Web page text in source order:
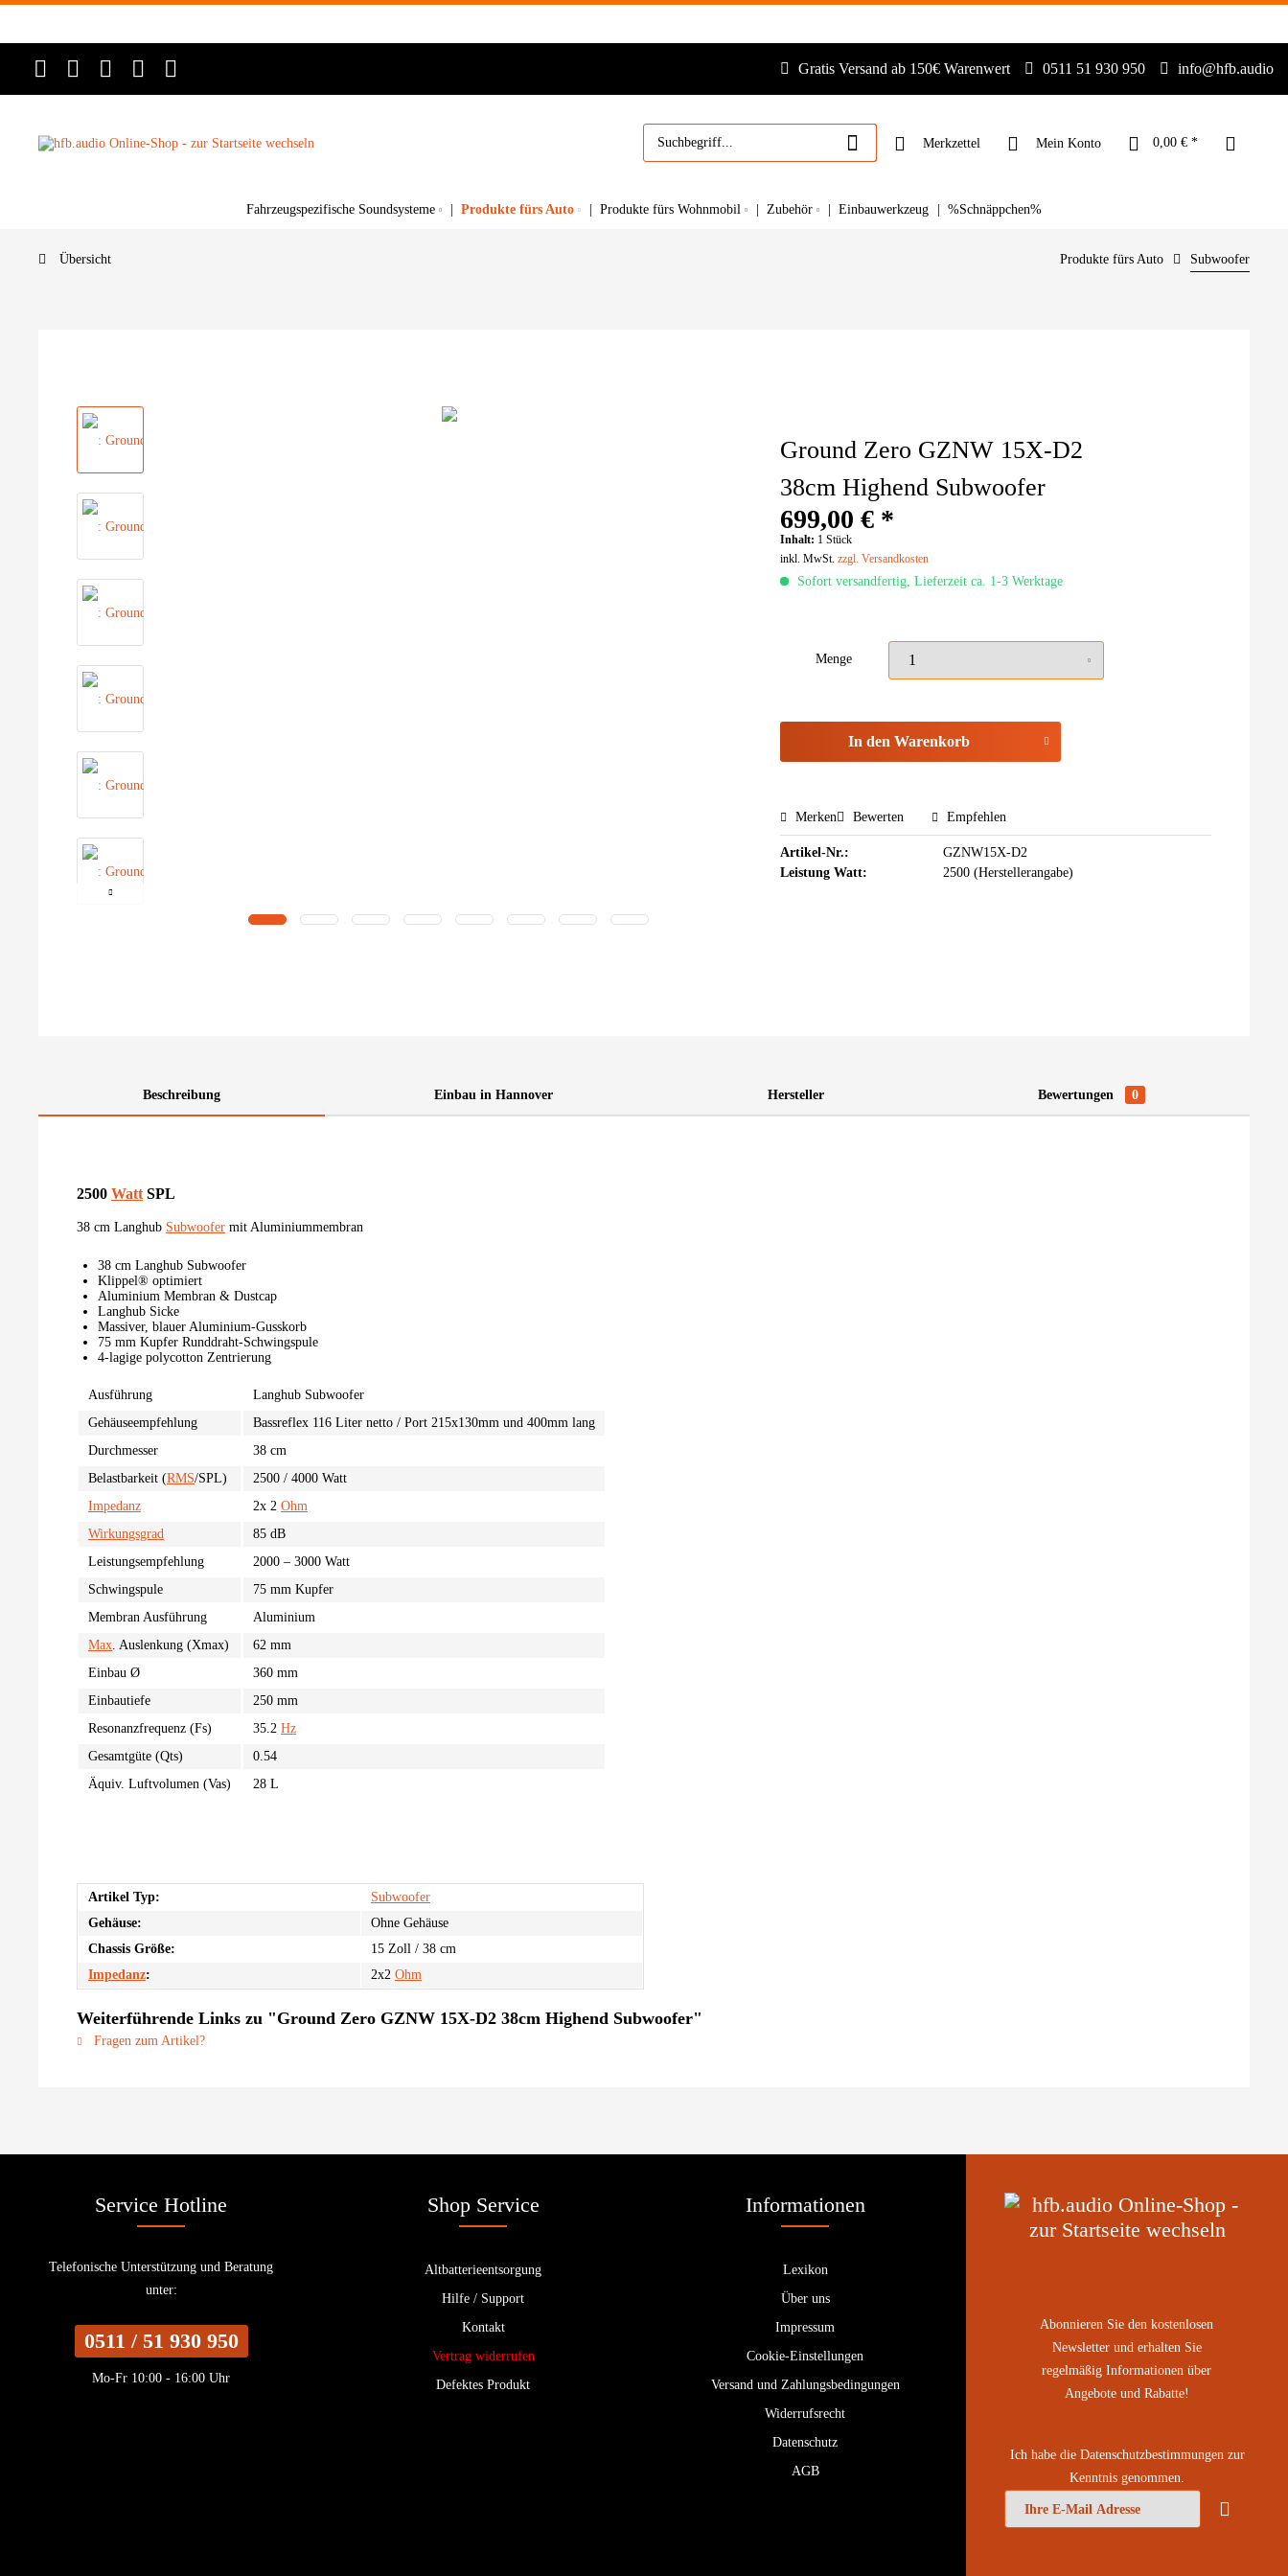
Gratis Versand ab 150€ Warenwert 0511 51 930 950 info@hfb.audio
Merkzettel Mein Konto 0,00 € *
Fahrzeugspezifische Soundsysteme Produkte fürs Wohnmobil Zubehör Einbauwerkzeug %Schnäppchen%
Übersicht Produkte fürs Auto Subwoofer
Ground Zero GZNW 15X-D2
38cm Highend Subwoofer
699,00 € *
Inhalt: 1 Stück
inkl. MwSt.zzgl. Versandkosten
Sofort versandfertig, Lieferzeit ca. 1-3 Werktage
Menge
In den Warenkorb
Merken Bewerten Empfehlen
Artikel-Nr.:
GZNW15X-D2
Leistung Watt:
2500 (Herstellerangabe)
Beschreibung Einbau in Hannover Hersteller Bewertungen 0
2500 Watt SPL
38 cm Langhub Subwoofer mit Aluminiummembran
38 cm Langhub Subwoofer
Klippel® optimiert
Aluminium Membran & Dustcap
Langhub Sicke
Massiver, blauer Aluminium-Gusskorb
75 mm Kupfer Runddraht-Schwingspule
4-lagige polycotton Zentrierung
Ausführung
Langhub Subwoofer
Gehäuseempfehlung
Bassreflex 116 Liter netto / Port 215x130mm und 400mm lang
Durchmesser
38 cm
Belastbarkeit (RMS/SPL)
2500 / 4000 Watt
Impedanz
2x 2 Ohm
Wirkungsgrad
85 dB
Leistungsempfehlung
2000 – 3000 Watt
Schwingspule
75 mm Kupfer
Membran Ausführung
Aluminium
Max. Auslenkung (Xmax)
62 mm
Einbau Ø
360 mm
Einbautiefe
250 mm
Resonanzfrequenz (Fs)
35.2 Hz
Gesamtgüte (Qts)
0.54
Äquiv. Luftvolumen (Vas)
28 L
Artikel Typ:
Subwoofer
Gehäuse:
Ohne Gehäuse
Chassis Größe:
15 Zoll / 38 cm
Impedanz: 2x2 Ohm
Weiterführende Links zu "Ground Zero GZNW 15X-D2 38cm Highend Subwoofer"
Fragen zum Artikel?
Service Hotline
Telefonische Unterstützung und Beratung
unter:
0511 / 51 930 950
Mo-Fr 10:00 - 16:00 Uhr
Shop Service
Altbatterieentsorgung
Hilfe / Support
Kontakt
Vertrag widerrufen
Defektes Produkt
Informationen
Lexikon
Über uns
Impressum
Cookie-Einstellungen
Versand und Zahlungsbedingungen
Widerrufsrecht
Datenschutz
AGB
Abonnieren Sie den kostenlosen
Newsletter und erhalten Sie
regelmäßig Informationen über
Angebote und Rabatte!
Ich habe die Datenschutzbestimmungenzur
Kenntnis genommen.